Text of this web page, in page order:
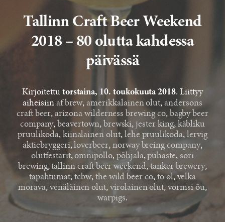
Tallinn Craft Beer Weekend
2018 – 80 olutta kahdessa
päivässä
Kirjoitettu torstaina, 10. toukokuuta 2018. Liittyy
aiheisiin af brew,amerikkalainen olut,andersons
craft beer,arizona wilderness brewing co, bagby beer
company, beavertown, brewski,jester king, käbliku
pruulikoda, kiinalainen olut, lehe pruulikoda, lervig
aktiebryggeri,loverbeer, norway breing company,
olutfestarit,omnipollo, põhjala,pühaste, sori
brewing,tallinn craft beer weekend, tanker brewery,
tapahtumat,tcbw, the wild beer co, to øl,velka
morava, venäläinen olut,virolainen olut,vormsi õu,
warpigs.